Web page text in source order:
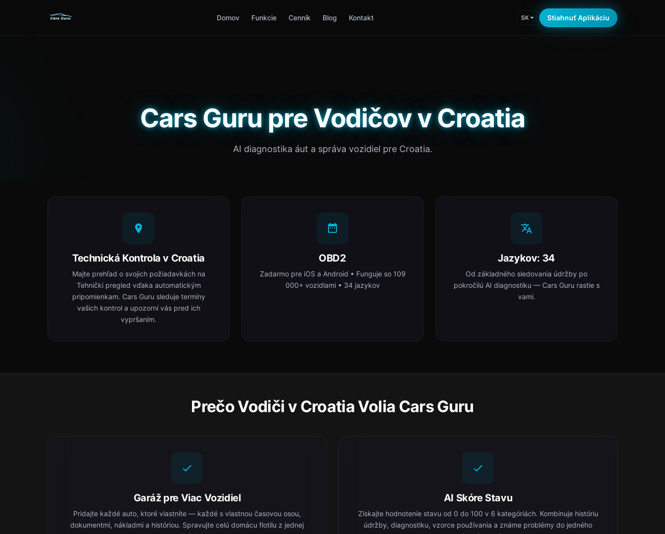
Domov Funkcie Cenník Blog Kontakt SK Stiahnuť Aplikáciu
Cars Guru pre Vodičov v Croatia
AI diagnostika áut a správa vozidiel pre Croatia.
Technická Kontrola v Croatia
Majte prehľad o svojich požiadavkách na
Tehnički pregled vďaka automatickým
pripomienkam. Cars Guru sleduje termíny
vašich kontrol a upozorní vás pred ich
vypršaním.
OBD2
Zadarmo pre iOS a Android • Funguje so 109
000+ vozidlami • 34 jazykov
Jazykov: 34
Od základného sledovania údržby po
pokročilú AI diagnostiku — Cars Guru rastie s
vami.
Prečo Vodiči v Croatia Volia Cars Guru
Garáž pre Viac Vozidiel
Pridajte každé auto, ktoré vlastníte — každé s vlastnou časovou osou,
dokumentmi, nákladmi a históriou. Spravujte celú domácu flotilu z jednej
AI Skóre Stavu
Získajte hodnotenie stavu od 0 do 100 v 6 kategóriách. Kombinuje históriu
údržby, diagnostiku, vzorce používania a známe problémy do jedného